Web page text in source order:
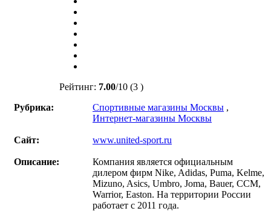
Рейтинг: 7.00/10 (3 )
Рубрика:
Спортивные магазины Москвы ,
Интернет-магазины Москвы
Сайт: www.united-sport.ru
Описание:
Компания является официальным
дилером фирм Nike, Adidas, Puma, Kelme,
Mizuno, Asics, Umbro, Joma, Bauer, CCM,
Warrior, Easton. На территории России
работает с 2011 года.